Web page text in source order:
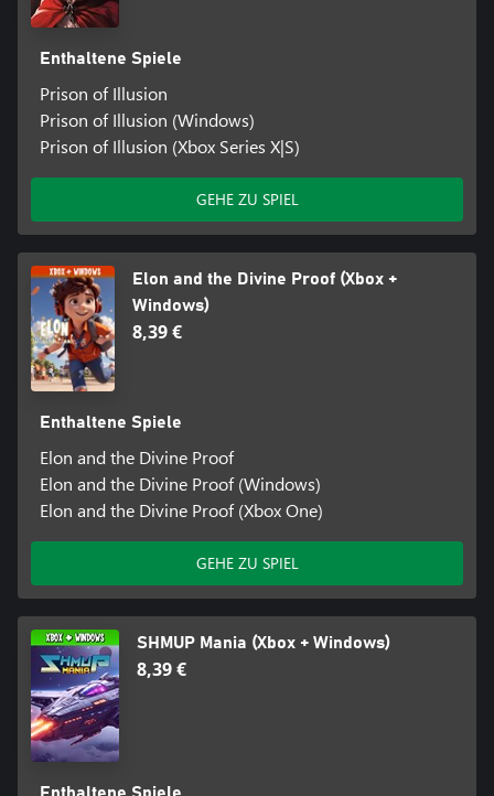
Enthaltene Spiele
Prison of Illusion
Prison of Illusion (Windows)
Prison of Illusion (Xbox Series X|S)
GEHE ZU SPIEL
Elon and the Divine Proof (Xbox +
Windows)
8,39 €
Enthaltene Spiele
Elon and the Divine Proof
Elon and the Divine Proof (Windows)
Elon and the Divine Proof (Xbox One)
GEHE ZU SPIEL
SHMUP Mania (Xbox + Windows)
8,39 €